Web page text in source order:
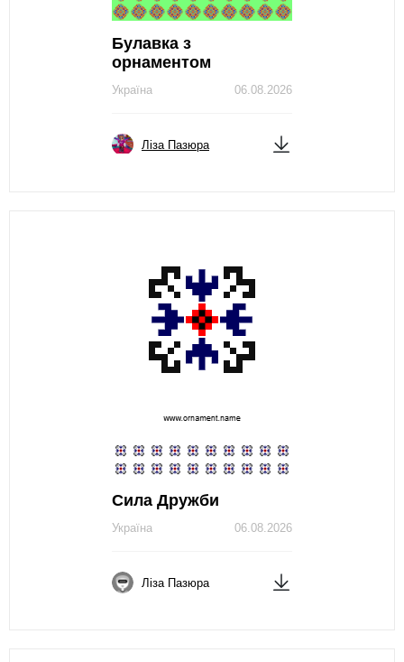
Булавка з
орнаментом
06.08.2026
Україна
Ліза Пазюра
Сила Дружби
06.08.2026
Україна
Ліза Пазюра